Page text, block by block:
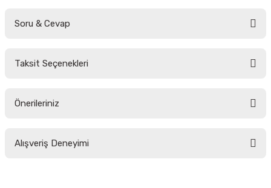
Soru & Cevap
Taksit Seçenekleri
Önerileriniz
yetersiz gördüğünüz noktaları öneri formunu kullanarak tarafımıza
Alışveriş Deneyimi